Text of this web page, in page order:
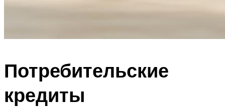
Потребительские
кредиты